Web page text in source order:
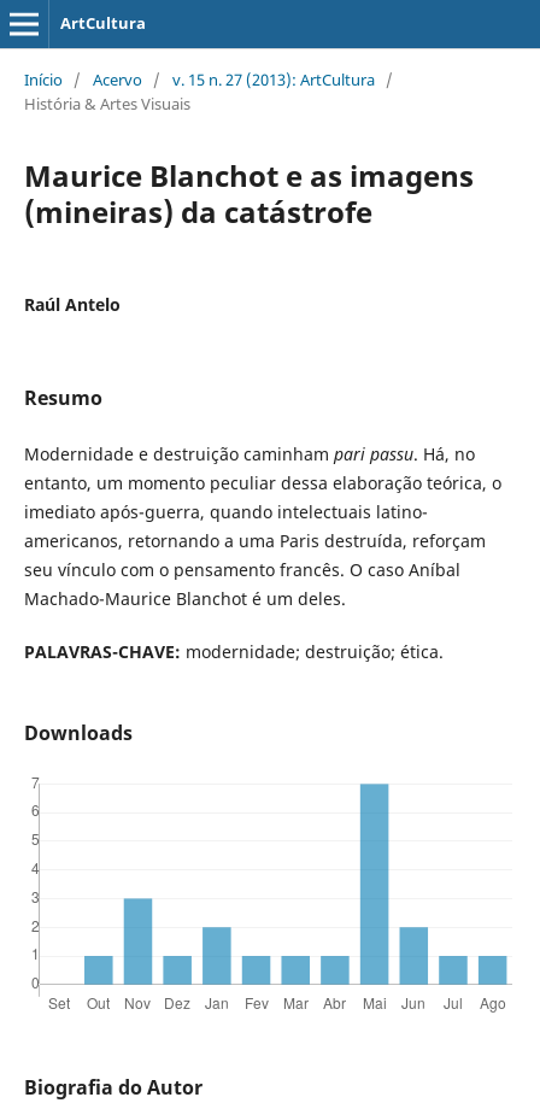
ArtCultura
Início / Acervo / v. 15 n. 27 (2013): ArtCultura /
História & Artes Visuais
Maurice Blanchot e as imagens
(mineiras) da catástrofe
Raúl Antelo
Resumo
Modernidade e destruição caminham pari passu. Há, no
entanto, um momento peculiar dessa elaboração teórica, o
imediato após-guerra, quando intelectuais latino-
americanos, retornando a uma Paris destruída, reforçam
seu vínculo com o pensamento francês. O caso Aníbal
Machado-Maurice Blanchot é um deles.
PALAVRAS-CHAVE: modernidade; destruição; ética.
Downloads
Biografia do Autor